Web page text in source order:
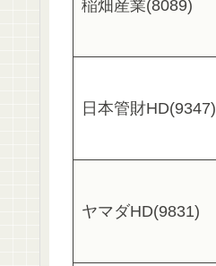
稲畑産業(8089)
日本管財HD(9347)
ヤマダHD(9831)